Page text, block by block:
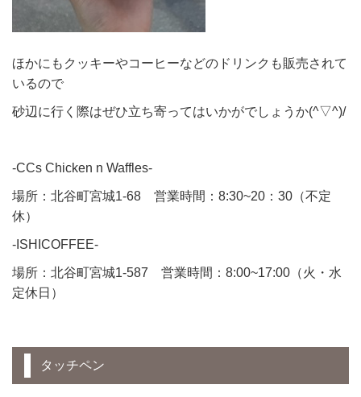
ほかにもクッキーやコーヒーなどのドリンクも販売されて
いるので
砂辺に行く際はぜひ立ち寄ってはいかがでしょうか(^▽^)/
-CCs Chicken n Waffles-
場所：北谷町宮城1-68 営業時間：8:30~20：30（不定
休）
-ISHICOFFEE-
場所：北谷町宮城1-587 営業時間：8:00~17:00（火・水
定休日）
タッチペン